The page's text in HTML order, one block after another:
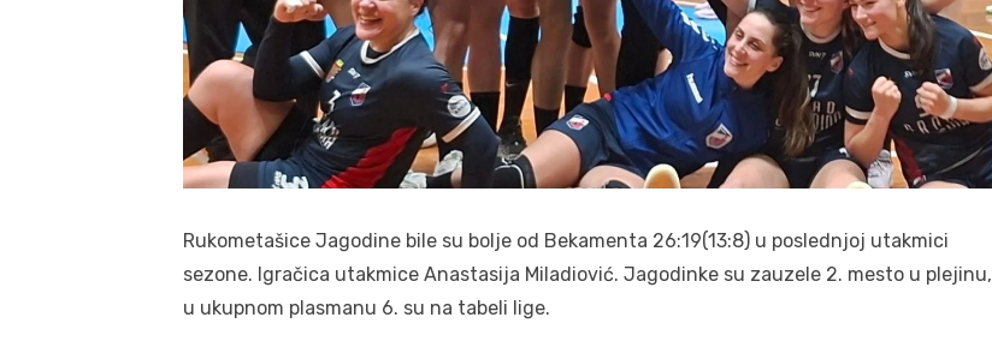
Rukometašice Jagodine bile su bolje od Bekamenta 26:19(13:8) u poslednjoj utakmici
sezone. Igračica utakmice Anastasija Miladiović. Jagodinke su zauzele 2. mesto u plejinu,
u ukupnom plasmanu 6. su na tabeli lige.